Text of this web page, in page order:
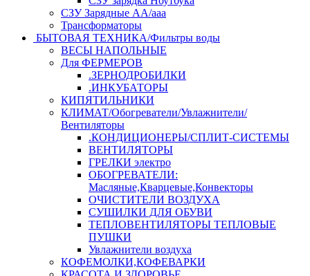
СЗУ Зарядные АА/ааа
Трансформаторы
БЫТОВАЯ ТЕХНИКА/Фильтры воды
ВЕСЫ НАПОЛЬНЫЕ
Для ФЕРМЕРОВ
.ЗЕРНОДРОБИЛКИ
.ИНКУБАТОРЫ
КИПЯТИЛЬНИКИ
КЛИМАТ/Обогреватели/Увлажнители/
Вентиляторы
.КОНДИЦИОНЕРЫ/СПЛИТ-СИСТЕМЫ
ВЕНТИЛЯТОРЫ
ГРЕЛКИ электро
ОБОГРЕВАТЕЛИ:
Масляные,Кварцевые,Конвекторы
ОЧИСТИТЕЛИ ВОЗДУХА
СУШИЛКИ ДЛЯ ОБУВИ
ТЕПЛОВЕНТИЛЯТОРЫ ТЕПЛОВЫЕ
ПУШКИ
Увлажнители воздуха
КОФЕМОЛКИ,КОФЕВАРКИ